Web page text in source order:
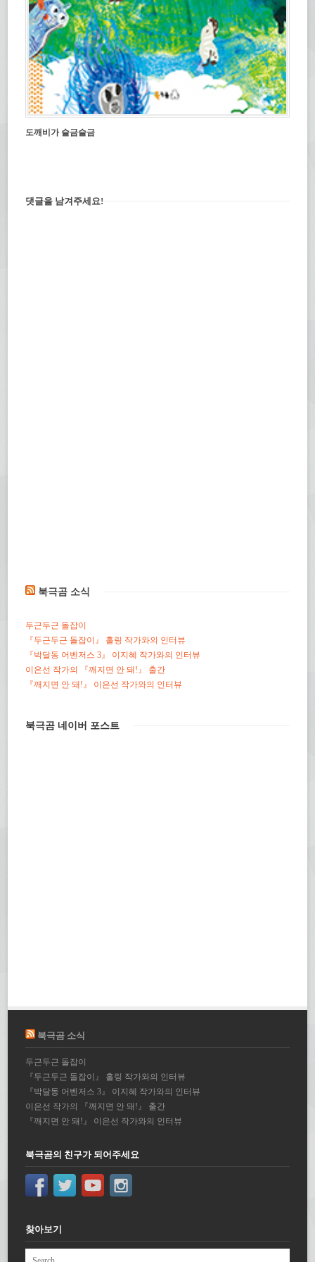
도깨비가 슬금슬금
댓글을 남겨주세요!
북극곰 소식
두근두근 돌잡이
『두근두근 돌잡이』 홀링 작가와의 인터뷰
『박달동 어벤저스 3』 이지혜 작가와의 인터뷰
이은선 작가의 『깨지면 안 돼!』 출간
『깨지면 안 돼!』 이은선 작가와의 인터뷰
북극곰 네이버 포스트
북극곰 소식
두근두근 돌잡이
『두근두근 돌잡이』 홀링 작가와의 인터뷰
『박달동 어벤저스 3』 이지혜 작가와의 인터뷰
이은선 작가의 『깨지면 안 돼!』 출간
『깨지면 안 돼!』 이은선 작가와의 인터뷰
북극곰의 친구가 되어주세요
찾아보기